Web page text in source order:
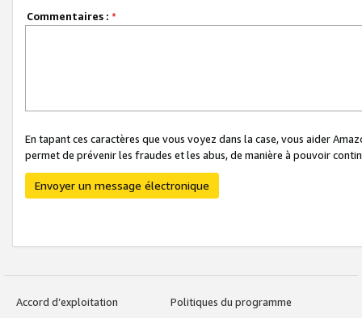
Commentaires : *
En tapant ces caractères que vous voyez dans la case, vous aider
permet de prévenir les fraudes et les abus, de manière à pouvoir
Envoyer un message électronique
Accord d’exploitation
Politiques du programme